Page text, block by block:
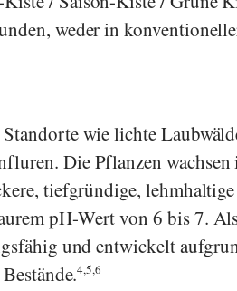
weder in
wie lichte
Die Pflanzen wachsen
tiefgründige,
pH-Wert von 6 bis 7.
und entwickelt
4,5,6